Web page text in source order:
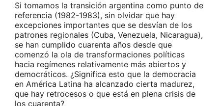
Si tomamos la transición argentina como punto de
referencia (1982-1983), sin olvidar que hay
excepciones importantes que se desvían de los
patrones regionales (Cuba, Venezuela, Nicaragua),
se han cumplido cuarenta años desde que
comenzó la ola de transformaciones políticas
hacia regímenes relativamente más abiertos y
democráticos. ¿Significa esto que la democracia
en América Latina ha alcanzado cierta madurez,
que hay retrocesos o que está en plena crisis de
los cuarenta?